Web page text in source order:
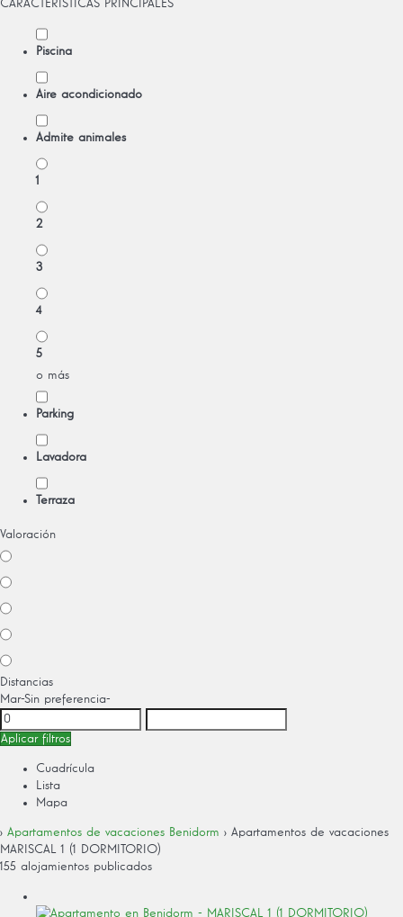
CARACTERÍSTICAS PRINCIPALES
Piscina
Aire acondicionado
Admite animales
1
2
3
4
5
o más
Parking
Lavadora
Terraza
Valoración
Distancias
Mar-Sin preferencia-
Aplicar filtros
Cuadrícula
Lista
Mapa
› Apartamentos de vacaciones Benidorm › Apartamentos de vacaciones
MARISCAL 1 (1 DORMITORIO)
155 alojamientos publicados